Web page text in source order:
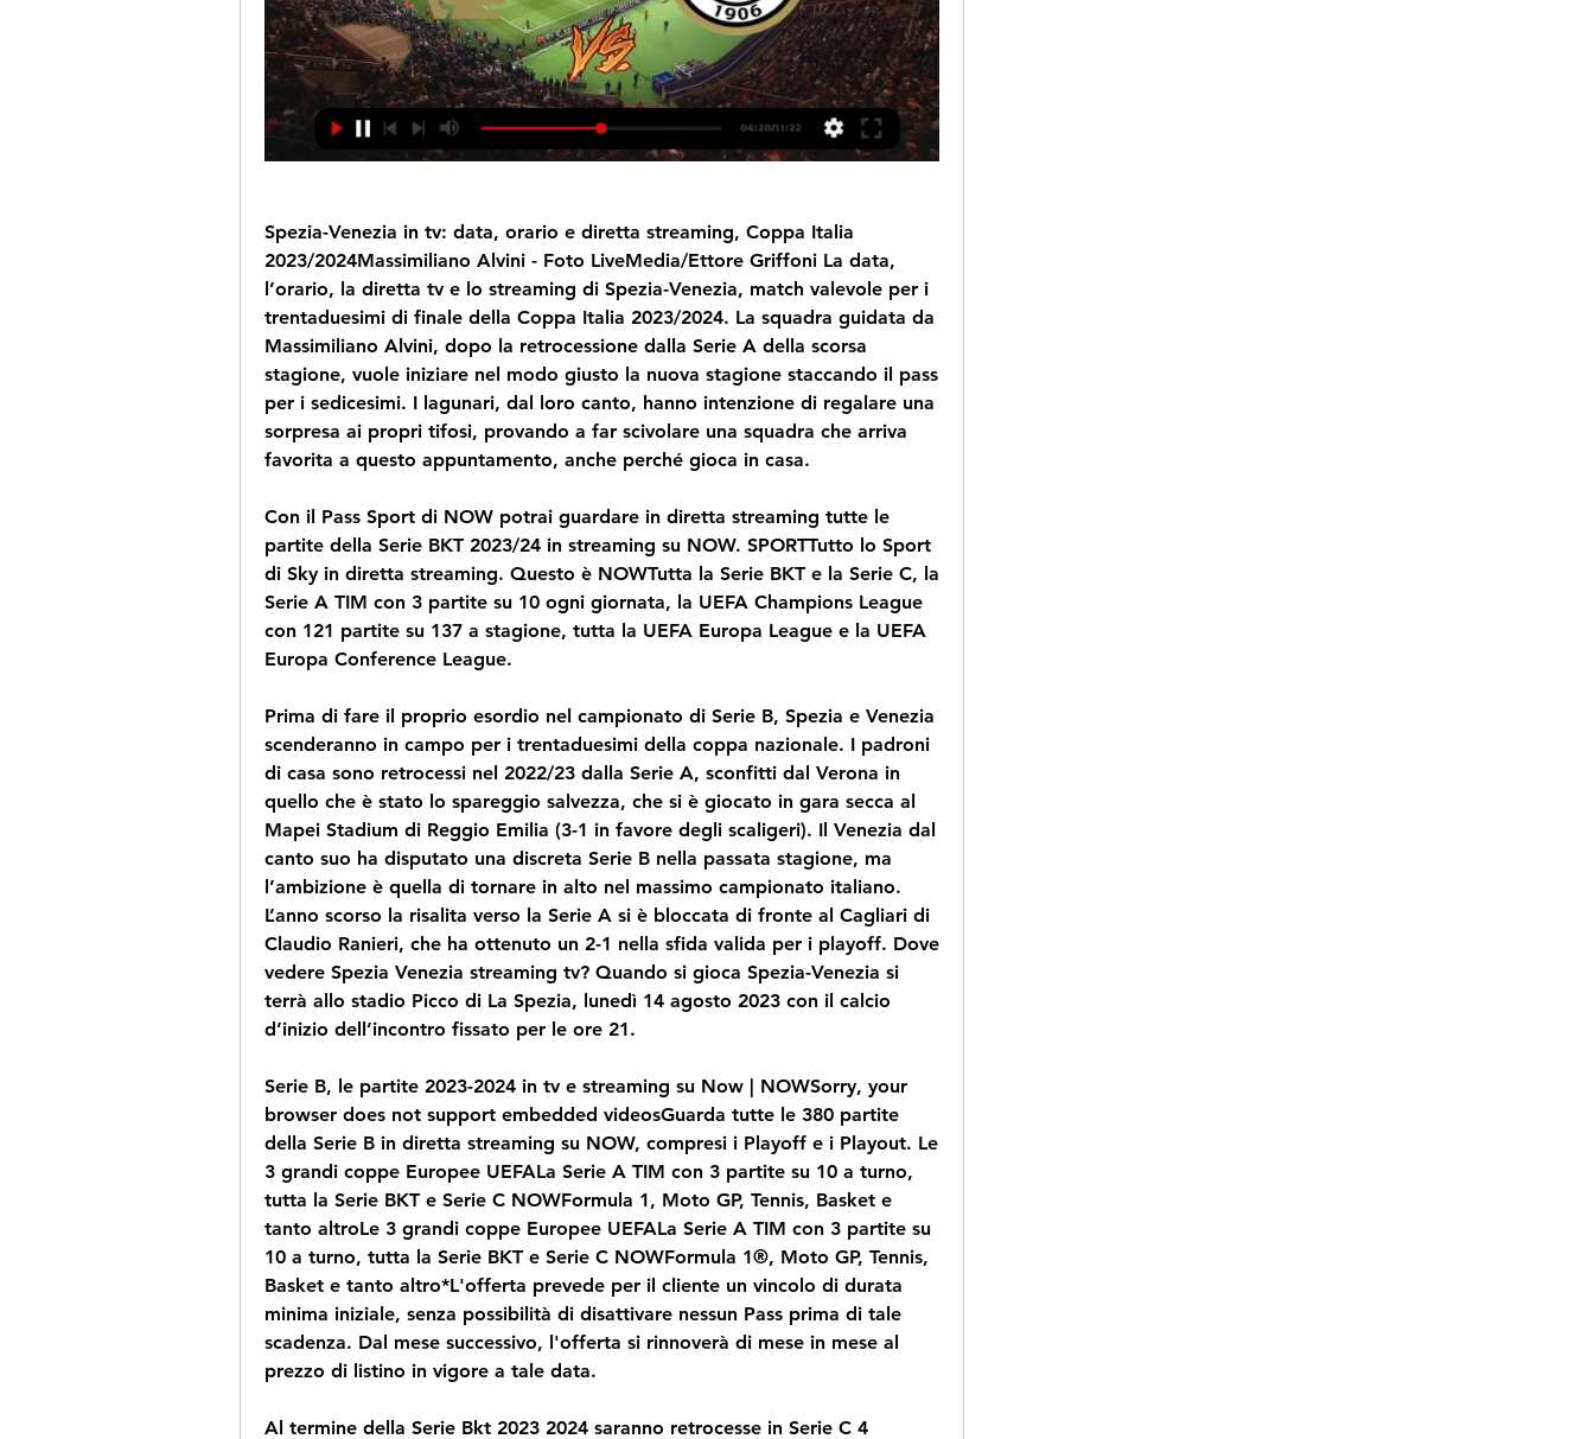
Spezia-Venezia in tv: data, orario e diretta streaming, Coppa Italia
2023/2024Massimiliano Alvini - Foto LiveMedia/Ettore Griffoni La data,
l’orario, la diretta tv e lo streaming di Spezia-Venezia, match valevole per i
trentaduesimi di finale della Coppa Italia 2023/2024. La squadra guidata da
Massimiliano Alvini, dopo la retrocessione dalla Serie A della scorsa
stagione, vuole iniziare nel modo giusto la nuova stagione staccando il pass
per i sedicesimi. I lagunari, dal loro canto, hanno intenzione di regalare una
sorpresa ai propri tifosi, provando a far scivolare una squadra che arriva
favorita a questo appuntamento, anche perché gioca in casa.
Con il Pass Sport di NOW potrai guardare in diretta streaming tutte le
partite della Serie BKT 2023/24 in streaming su NOW. SPORTTutto lo Sport
di Sky in diretta streaming. Questo è NOWTutta la Serie BKT e la Serie C, la
Serie A TIM con 3 partite su 10 ogni giornata, la UEFA Champions League
con 121 partite su 137 a stagione, tutta la UEFA Europa League e la UEFA
Europa Conference League.
Prima di fare il proprio esordio nel campionato di Serie B, Spezia e Venezia
scenderanno in campo per i trentaduesimi della coppa nazionale. I padroni
di casa sono retrocessi nel 2022/23 dalla Serie A, sconfitti dal Verona in
quello che è stato lo spareggio salvezza, che si è giocato in gara secca al
Mapei Stadium di Reggio Emilia (3-1 in favore degli scaligeri). Il Venezia dal
canto suo ha disputato una discreta Serie B nella passata stagione, ma
l’ambizione è quella di tornare in alto nel massimo campionato italiano.
L’anno scorso la risalita verso la Serie A si è bloccata di fronte al Cagliari di
Claudio Ranieri, che ha ottenuto un 2-1 nella sfida valida per i playoff. Dove
vedere Spezia Venezia streaming tv? Quando si gioca Spezia-Venezia si
terrà allo stadio Picco di La Spezia, lunedì 14 agosto 2023 con il calcio
d’inizio dell’incontro fissato per le ore 21.
Serie B, le partite 2023-2024 in tv e streaming su Now | NOWSorry, your
browser does not support embedded videosGuarda tutte le 380 partite
della Serie B in diretta streaming su NOW, compresi i Playoff e i Playout. Le
3 grandi coppe Europee UEFALa Serie A TIM con 3 partite su 10 a turno,
tutta la Serie BKT e Serie C NOWFormula 1, Moto GP, Tennis, Basket e
tanto altroLe 3 grandi coppe Europee UEFALa Serie A TIM con 3 partite su
10 a turno, tutta la Serie BKT e Serie C NOWFormula 1®, Moto GP, Tennis,
Basket e tanto altro*L'offerta prevede per il cliente un vincolo di durata
minima iniziale, senza possibilità di disattivare nessun Pass prima di tale
scadenza. Dal mese successivo, l'offerta si rinnoverà di mese in mese al
prezzo di listino in vigore a tale data.
Al termine della Serie Bkt 2023 2024 saranno retrocesse in Serie C 4